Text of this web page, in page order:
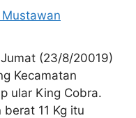
(23/8/20019)
Kecamatan
ular King Cobra.
11 Kg itu